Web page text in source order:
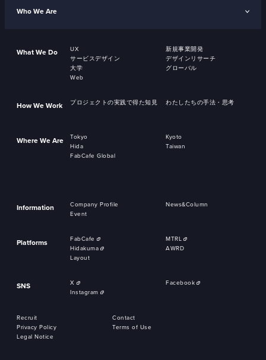
Who We Are
What We Do UX
新規事業開発
サービスデザイン
デザインリサーチ
大学
グローバル
Web
How We Work プロジェクトの実践で得た知見 わたしたちの手法・思考
Where We Are Tokyo
Kyoto
Hida
Taiwan
FabCafe Global
Information Company Profile
News&Column
Event
Platforms FabCafe
MTRL
Hidakuma
AWRD
Layout
SNS X
Facebook
Instagram
Recruit
Contact
Privacy Policy
Terms of Use
Legal Notice